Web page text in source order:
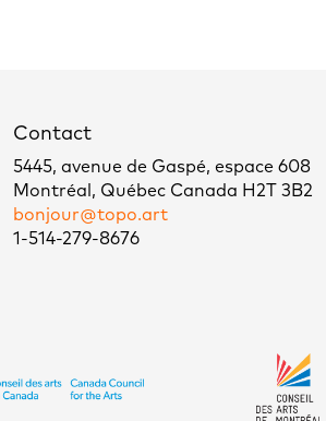
Contact
5445, avenue de Gaspé, espace 608
Montréal, Québec Canada H2T 3B2
bonjour@topo.art
1-514-279-8676